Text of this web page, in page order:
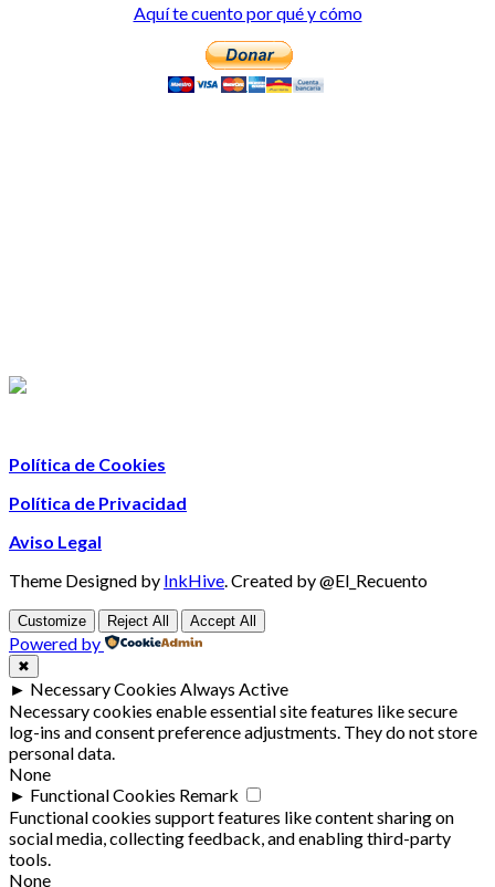
Aquí te cuento por qué y cómo
Política de Cookies
Política de Privacidad
Aviso Legal
Theme Designed by InkHive Created by @El_Recuento
Customize Reject All Accept All
Powered by
✖
► Necessary Cookies Always Active
Necessary cookies enable essential site features like secure
log-ins and consent preference adjustments. They do not store
personal data.
None
► Functional Cookies Remark
Functional cookies support features like content sharing on
social media, collecting feedback, and enabling third-party
tools.
None